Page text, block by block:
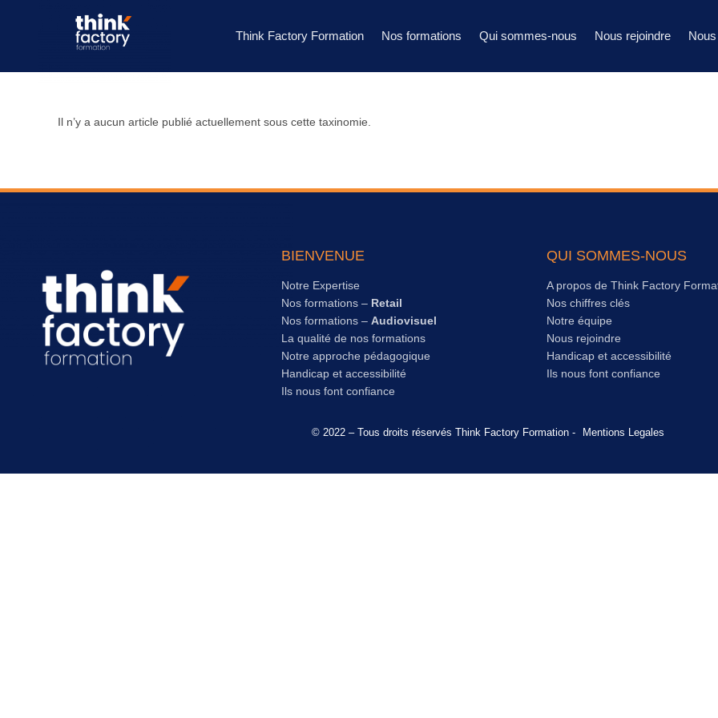
Think Factory Formation Nos formations Qui sommes-nous Nous rejoindre
Il n’y a aucun article publié actuellement sous cette taxinomie.
BIENVENUE
Notre Expertise
Nos formations – Retail
Nos formations – Audiovisuel
La qualité de nos formations
Notre approche pédagogique
Handicap et accessibilité
Ils nous font confiance
QUI SOMMES-NOUS
A propos de Think Factory
Nos chiffres clés
Notre équipe
Nous rejoindre
Handicap et accessibilité
Ils nous font confiance
© 2022 – Tous droits réservés Think Factory Formation - Mentions Legales